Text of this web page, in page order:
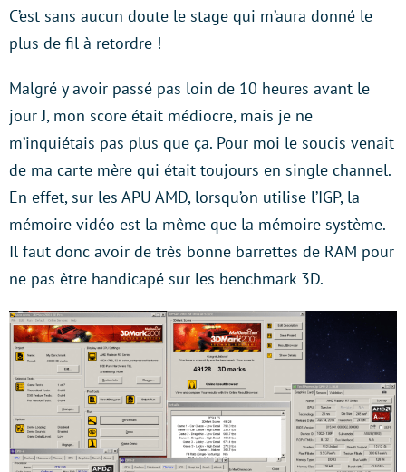
C’est sans aucun doute le stage qui m’aura donné le
plus de fil à retordre !
Malgré y avoir passé pas loin de 10 heures avant le
jour J, mon score était médiocre, mais je ne
m’inquiétais pas plus que ça. Pour moi le soucis venait
de ma carte mère qui était toujours en single channel.
En effet, sur les APU AMD, lorsqu’on utilise l’IGP, la
mémoire vidéo est la même que la mémoire système.
Il faut donc avoir de très bonne barrettes de RAM pour
ne pas être handicapé sur les benchmark 3D.